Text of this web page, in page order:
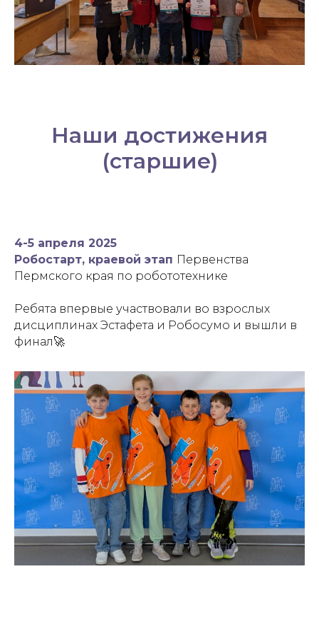
Наши достижения
(старшие)
4-5 апреля 2025
Робостарт, краевой этап Первенства
Пермского края по робототехнике
Ребята впервые участвовали во взрослых
дисциплинах Эстафета и Робосумо и вышли в
финал🚀